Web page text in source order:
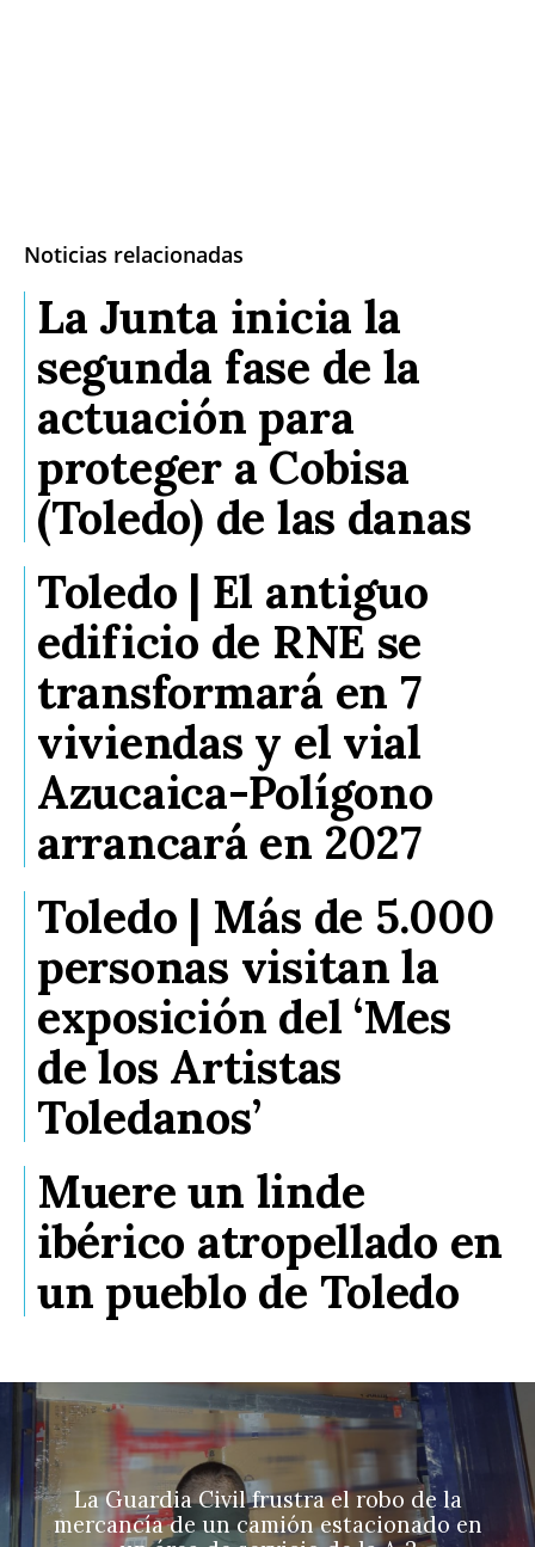
Noticias relacionadas
La Junta inicia la
segunda fase de la
actuación para
proteger a Cobisa
(Toledo) de las danas
Toledo | El antiguo
edificio de RNE se
transformará en 7
viviendas y el vial
Azucaica-Polígono
arrancará en 2027
Toledo | Más de 5.000
personas visitan la
exposición del ‘Mes
de los Artistas
Toledanos’
Muere un linde
ibérico atropellado en
un pueblo de Toledo
La Guardia Civil frustra el robo de la
mercancía de un camión estacionado en